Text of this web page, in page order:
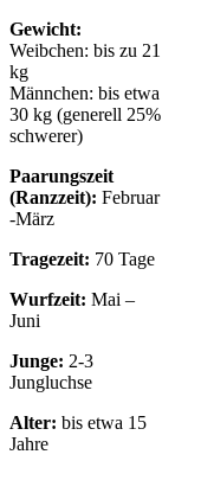
Gewicht:
Weibchen: bis zu 21
kg
Männchen: bis etwa
30 kg (generell 25%
schwerer)
Paarungszeit
(Ranzzeit): Februar
-März
Tragezeit: 70 Tage
Wurfzeit: Mai –
Juni
Junge: 2-3
Jungluchse
Alter: bis etwa 15
Jahre